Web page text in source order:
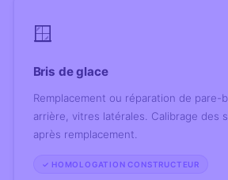
🪟
Bris de glace
Remplacement ou réparation de pare-
arrière, vitres latérales. Calibrage des
après remplacement.
✓ HOMOLOGATION CONSTRUCTEUR